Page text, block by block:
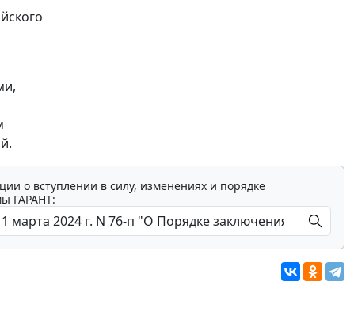
о вступлении в силу, изменениях и порядке
ГАРАНТ: